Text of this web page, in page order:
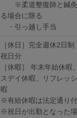
※柔道整復師と鍼灸
る場合に限る
・引っ越し手当
［休日］完全週休2日
祝日分
［休暇］ 年末年始休暇
スデイ休暇、リフレッ
暇
※有給休暇は法定通り
※祝日が出勤となった